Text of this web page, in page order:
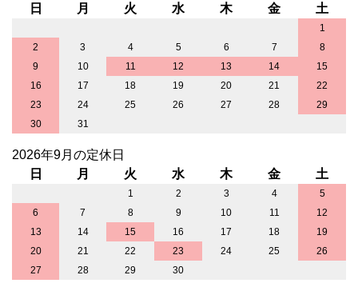
日
月 火 水 木 金 土
1
2
3 4 5 6 7
8
9
10 11 12 13 14
15
16
17 18 19 20 21
22
23
24 25 26 27 28
29
30
31
2026年9月の定休日
日
月 火 水 木 金 土
1 2 3 4
5
6
7 8 9 10 11
12
13
14 15 16 17 18
19
20
21 22 23 24 25
26
27
28 29 30